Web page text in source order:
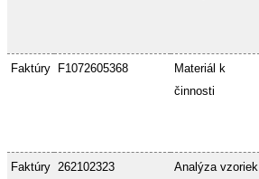
Faktúry F1072605368
Materiál k
činnosti
Faktúry 262102323
Analýza vzoriek